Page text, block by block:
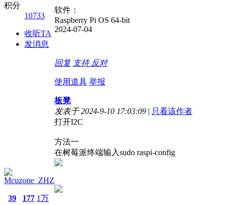
积分
10733
收听TA
发消息
软件：
Raspberry Pi OS 64-bit
2024-07-04
回复 支持 反对
使用道具 举报
Mcuzone_ZHZ
39 177 1万
板凳
发表于 2024-9-10 17:03:09 | 只看该作者
打开I2C
方法一
在树莓派终端输入sudo raspi-config